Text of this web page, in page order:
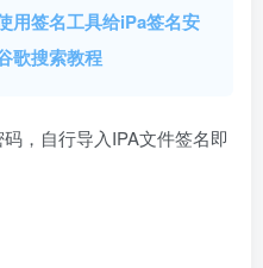
用签名工具给iPa签名安
歌搜索教程
，自行导入IPA文件签名即